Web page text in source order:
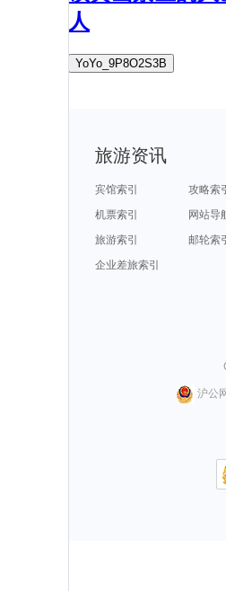
人
YoYo_9P8O2S3B
旅游资讯
宾馆索引
攻略索
机票索引
网站导
旅游索引
邮轮索
企业差旅索引
沪公